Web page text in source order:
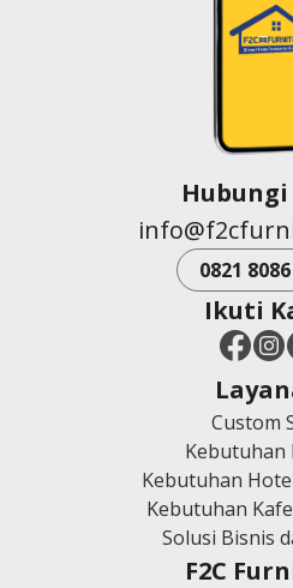
Hubungi
0821
Ikuti
Custom
Kebutuhan
Kebutuhan
Kebutuhan
Solusi Bisnis
F2C